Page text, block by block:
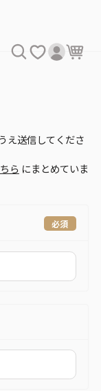
え送信してくださ
ら にまとめていま